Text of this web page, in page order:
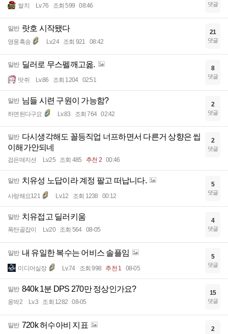
쌀치 Lv.76 조회 599 08:46 댓글
일반 랏호 시작됐다
영웅흑송 Lv.24 조회 921 08:42
21
댓글
일반 딜러로 무스펠깨고옮.
땃쥐 Lv.86 조회 1204 02:51
8
댓글
일반 님들 시련 구원이 가능함?
하면된다구요 Lv.83 조회 764 02:42
2
댓글
일반 다시생각해도 꼴등직업 너프하면서 다른거 상향은 씹
이해가안되네
검은매지션 Lv.25 조회 485 추천 2 00:46
2
댓글
일반 치유성 노답이라 계정 팔고 떠납니다.
사랑해요121 Lv.12 조회 1238 00:12
5
댓글
일반 치유접고 딜러키움
폭탄골잡이 Lv.20 조회 564 08-05
4
댓글
일반 내 유일한 복수는 어비스 솔플임
미디어실장 Lv.74 조회 998 추천 1 08-05
5
댓글
일반 840k 1분 DPS 270만 정상인가요?
옹박2 Lv.3 조회 1282 08-05
15
댓글
일반 720k 허수아비 지표 2